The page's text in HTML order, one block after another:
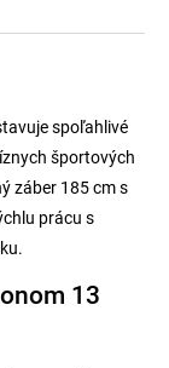
spoľahlivé
športových
záber 185 cm s
prácu s
13